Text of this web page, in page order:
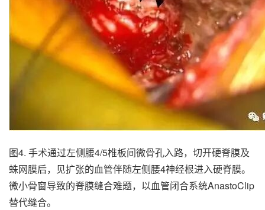
图4. 手术通过左侧腰4/5椎板间微骨孔入路，切开硬脊膜及
蛛网膜后，见扩张的血管伴随左侧腰4神经根进入硬脊膜。
微小骨窗导致的脊膜缝合难题，以血管闭合系统AnastoClip
替代缝合。